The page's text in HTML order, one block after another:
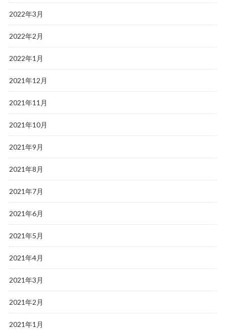
2022年3月
2022年2月
2022年1月
2021年12月
2021年11月
2021年10月
2021年9月
2021年8月
2021年7月
2021年6月
2021年5月
2021年4月
2021年3月
2021年2月
2021年1月